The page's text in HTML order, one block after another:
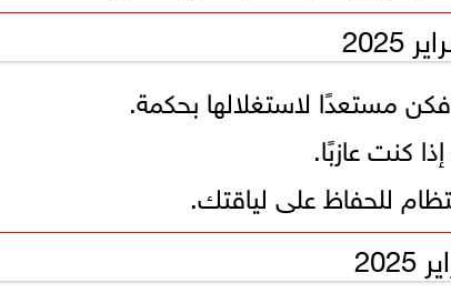
مستعدًا لاستغلالها بحكمة.
كنت عازبًا.
للحفاظ على لياقتك.